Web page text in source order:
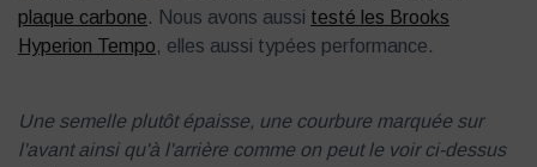
plaque carbone. Nous avons aussi testé les Brooks
Hyperion Tempo, elles aussi typées performance.
Une semelle plutôt épaisse, une courbure marquée sur
l'avant ainsi qu'à l'arrière comme on peut le voir ci-dessus